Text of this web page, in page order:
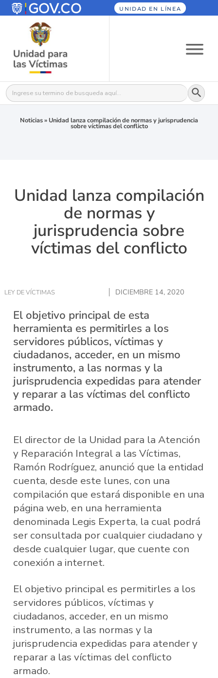
UNIDAD EN LÍNEA
Buscar: Botón
Noticias» Unidad lanza compilación de normas y jurisprudencia
sobre víctimas del conflicto
Unidad lanza compilación
de normas y
jurisprudencia sobre
víctimas del conflicto
LEY DE VÍCTIMAS DICIEMBRE 14, 2020
El objetivo principal de esta
herramienta es permitirles a los
servidores públicos, víctimas y
ciudadanos, acceder, en un mismo
instrumento, a las normas y la
jurisprudencia expedidas para atender
y reparar a las víctimas del conflicto
armado.
El director de la Unidad para la Atención
y Reparación Integral a las Víctimas,
Ramón Rodríguez, anunció que la entidad
cuenta, desde este lunes, con una
compilación que estará disponible en una
página web, en una herramienta
denominada Legis Experta, la cual podrá
ser consultada por cualquier ciudadano y
desde cualquier lugar, que cuente con
conexión a internet.
El objetivo principal es permitirles a los
servidores públicos, víctimas y
ciudadanos, acceder, en un mismo
instrumento, a las normas y la
jurisprudencia expedidas para atender y
reparar a las víctimas del conflicto
armado.